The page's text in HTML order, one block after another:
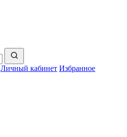
Личный кабинет Избранное